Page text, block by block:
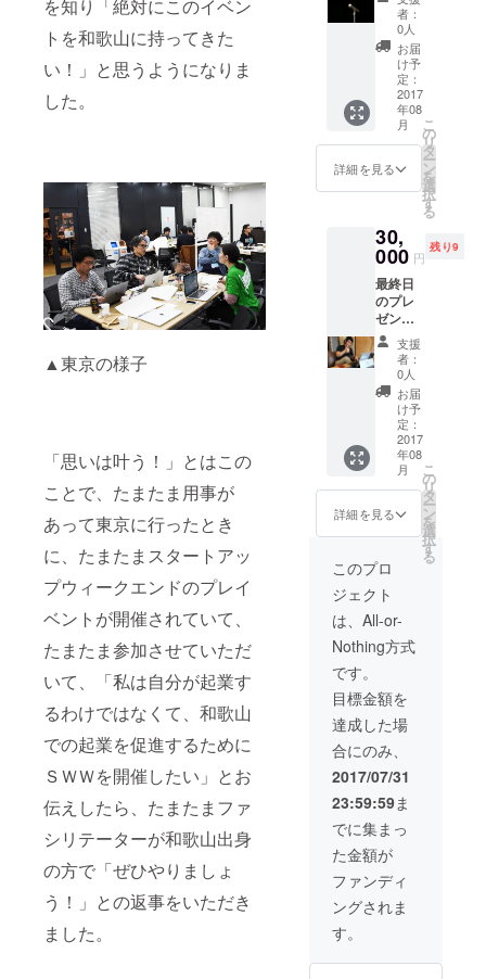
を知り「絶対にこのイベン
トを和歌山に持ってきた
い！」と思うようになりま
した。
▲東京の様子
「思いは叶う！」とはこの
ことで、たまたま用事が
あって東京に行ったとき
に、たまたまスタートアッ
プウィークエンドのプレイ
ベントが開催されていて、
たまたま参加させていただ
いて、「私は自分が起業す
るわけではなくて、和歌山
での起業を促進するために
ＳＷＷを開催したい」とお
伝えしたら、たまたまファ
シリテーターが和歌山出身
の方で「ぜひやりましょ
う！」との返事をいただき
ました。
は、日
本に無
くては
ならな
いスト
レート
みかん
ジュー
指して
いま
を販売
してい
ます。
店主が
本場イ
タリア
で教
わった
配合の
「黄金
歌山の
素材そ
の個性
が引き
出され
るよう
に考案
された
オリジ
ナルレ
シピで
す。ぜ
ひ一度
ご賞味
い。
のジェ
ラー
ト、
3,390円
相当商
品（送
料込）
をお返
し。 株
式会社
大切に
育てた
桃をは
じめ、
厳選さ
れた和
歌山の
素材を
つかっ
たジェ
ラート
を販売
してい
ます。
店主が
本場イ
タリア
配合の
律」
を、そ
れを和
歌山の
れぞれ
の個性
が引き
出され
るよう
に考案
オリジ
ナルレ
シピで
す。ぜ
ひ一度
ご賞味
くださ
ただい
た個
人、会
社にス
ポン
サース
ピーチ
の機会
を提供
しま
す。 そ
して、
ト、オ
リジナ
ルス
テッ
カー、
お礼
メッ
セージ
もお届
け
者：
0人
お届
け予
定：
2017
年08
月
詳細を見る
こ
の
リ
タ
ー
ン
を
選
択
す
る
30,
000 円
残り9
最終日
のプレ
ゼンと
表彰式
をライ
ブで視
聴でき
る権利
をお渡
し。レ
ポー
ト、オ
リジナ
ルス
テッ
カー、
お礼
メッ
セージ
もお届
け
支援
者：
0人
お届
け予
定：
2017
年08
月
詳細を見る
こ
の
リ
タ
ー
ン
を
選
択
す
る
このプロ
ジェクト
は、All-or-
Nothing方式
です。
目標金額を
達成した場
合にのみ、
2017/07/31
23:59:59ま
でに集まっ
た金額が
ファンディ
ングされま
す。